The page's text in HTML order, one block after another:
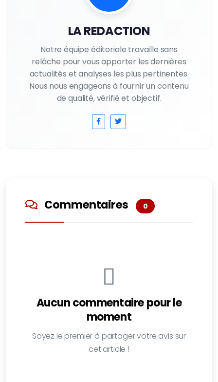
LA REDACTION
Notre équipe éditoriale travaille sans
relâche pour vous apporter les dernières
actualités et analyses les plus pertinentes.
Nous nous engageons à fournir un contenu
de qualité, vérifié et objectif.
Commentaires 0
Aucun commentaire pour le
moment
Soyez le premier à partager votre avis sur
cet article !